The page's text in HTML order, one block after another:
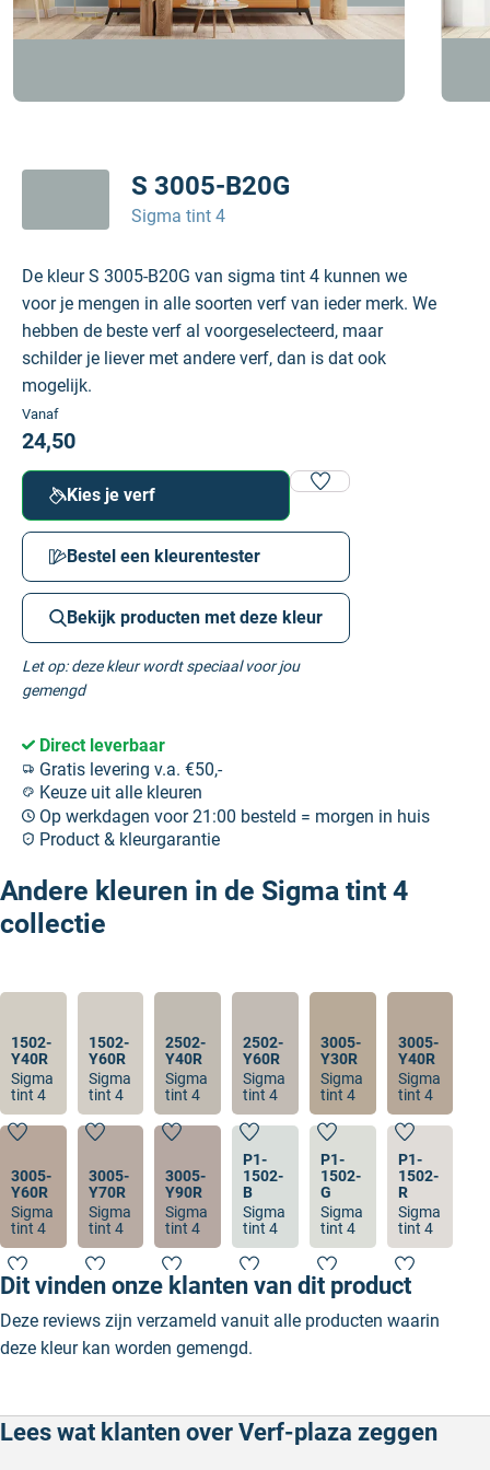
S 3005-B20G
Sigma tint 4
De kleur S 3005-B20G van sigma tint 4 kunnen we
voor je mengen in alle soorten verf van ieder merk. We
hebben de beste verf al voorgeselecteerd, maar
schilder je liever met andere verf, dan is dat ook
mogelijk.
Vanaf
24,50
Kies je verf
Bestel een kleurentester
Bekijk producten met deze kleur
Let op: deze kleur wordt speciaal voor jou
gemengd
Direct leverbaar
Gratis levering v.a. €50,-
Keuze uit alle kleuren
Op werkdagen voor 21:00 besteld = morgen in huis
Product & kleurgarantie
Andere kleuren in de Sigma tint 4
collectie
1502-
Y40R
Sigma
tint 4
1502-
Y60R
Sigma
tint 4
2502-
Y40R
Sigma
tint 4
2502-
Y60R
Sigma
tint 4
3005-
Y30R
Sigma
tint 4
3005-
Y40R
Sigma
tint 4
3005-
Y60R
Sigma
tint 4
3005-
Y70R
Sigma
tint 4
3005-
Y90R
Sigma
tint 4
P1-
1502-
B
Sigma
tint 4
P1-
1502-
G
Sigma
tint 4
P1-
1502-
R
Sigma
tint 4
Dit vinden onze klanten van dit product
Deze reviews zijn verzameld vanuit alle producten waarin
deze kleur kan worden gemengd.
Lees wat klanten over Verf-plaza zeggen